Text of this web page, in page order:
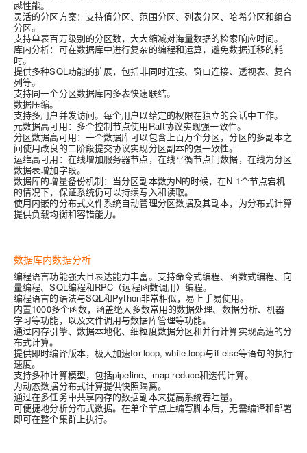
越性能。
灵活的分区方案：支持值分区、范围分区、列表分区、哈希分区和组合
分区。
支持单表百万级别的分区数，大大缩减对海量数据的检索响应时间。
库内分析：可在数据库中进行复杂的编程和运算，避免数据迁移的耗
时。
提供多种SQL功能的扩展，包括非同时连接、窗口连接、透视表、复合
列等。
支持同一个分区数据库内多表快速联结。
数据压缩。
支持多用户并发访问。每个用户以给定的权限在独立的会话中工作。
元数据高可用：多个控制节点使用Raft协议实现强一致性。
分区数据高可用：一个数据库可以包含上百万个分区，分区的多副本之
间使用改良的二阶段提交协议实现分区副本的强一致性。
运维高可用：在线增加服务器节点，在线平衡节点间数据，在线为分区
数据表增加字段。
数据库的增量备份机制：当分区副本数为N的时候，在N-1个节点宕机
的情况下，保证系统仍可以持续写入和读取。
使用内嵌的分布式文件系统自动管理分区数据及其副本，为分布式计算
提供负载均衡和容错能力。
数据库内数据分析
编程语言功能强大且表达能力丰富。支持命令式编程、函数式编程、向
量编程、SQL编程和RPC（远程函数调用）编程。
编程语言的语法与SQL和Python非常相似，易上手易使用。
内置1000多个函数，涵盖绝大多数常用的数据处理、数据分析、机器
学习等功能，以及文件调用与数据库管理等功能。
通过内存引擎、数据本地化、细粒度数据分区和并行计算实现高速的分
布式计算。
提供即时编译版本，极大加速for-loop, while-loop与if-else等语句的执行
速度。
支持多种计算模型，包括pipeline、map-reduce和迭代计算。
为动态数据分布式计算提供快照隔离。
通过在多任务中共享内存的数据副本来提高系统吞吐量。
可便捷地分析分布式数据。在单个节点上编写脚本后，无需编译和部署
即可在整个集群上执行。